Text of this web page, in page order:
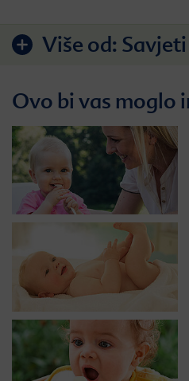
Više od: Savjeti
Ovo bi vas moglo